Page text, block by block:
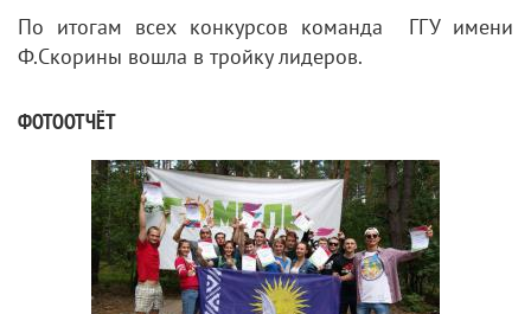
По итогам всех конкурсов команда ГГУ имени
Ф.Скорины вошла в тройку лидеров.
ФОТООТЧЁТ